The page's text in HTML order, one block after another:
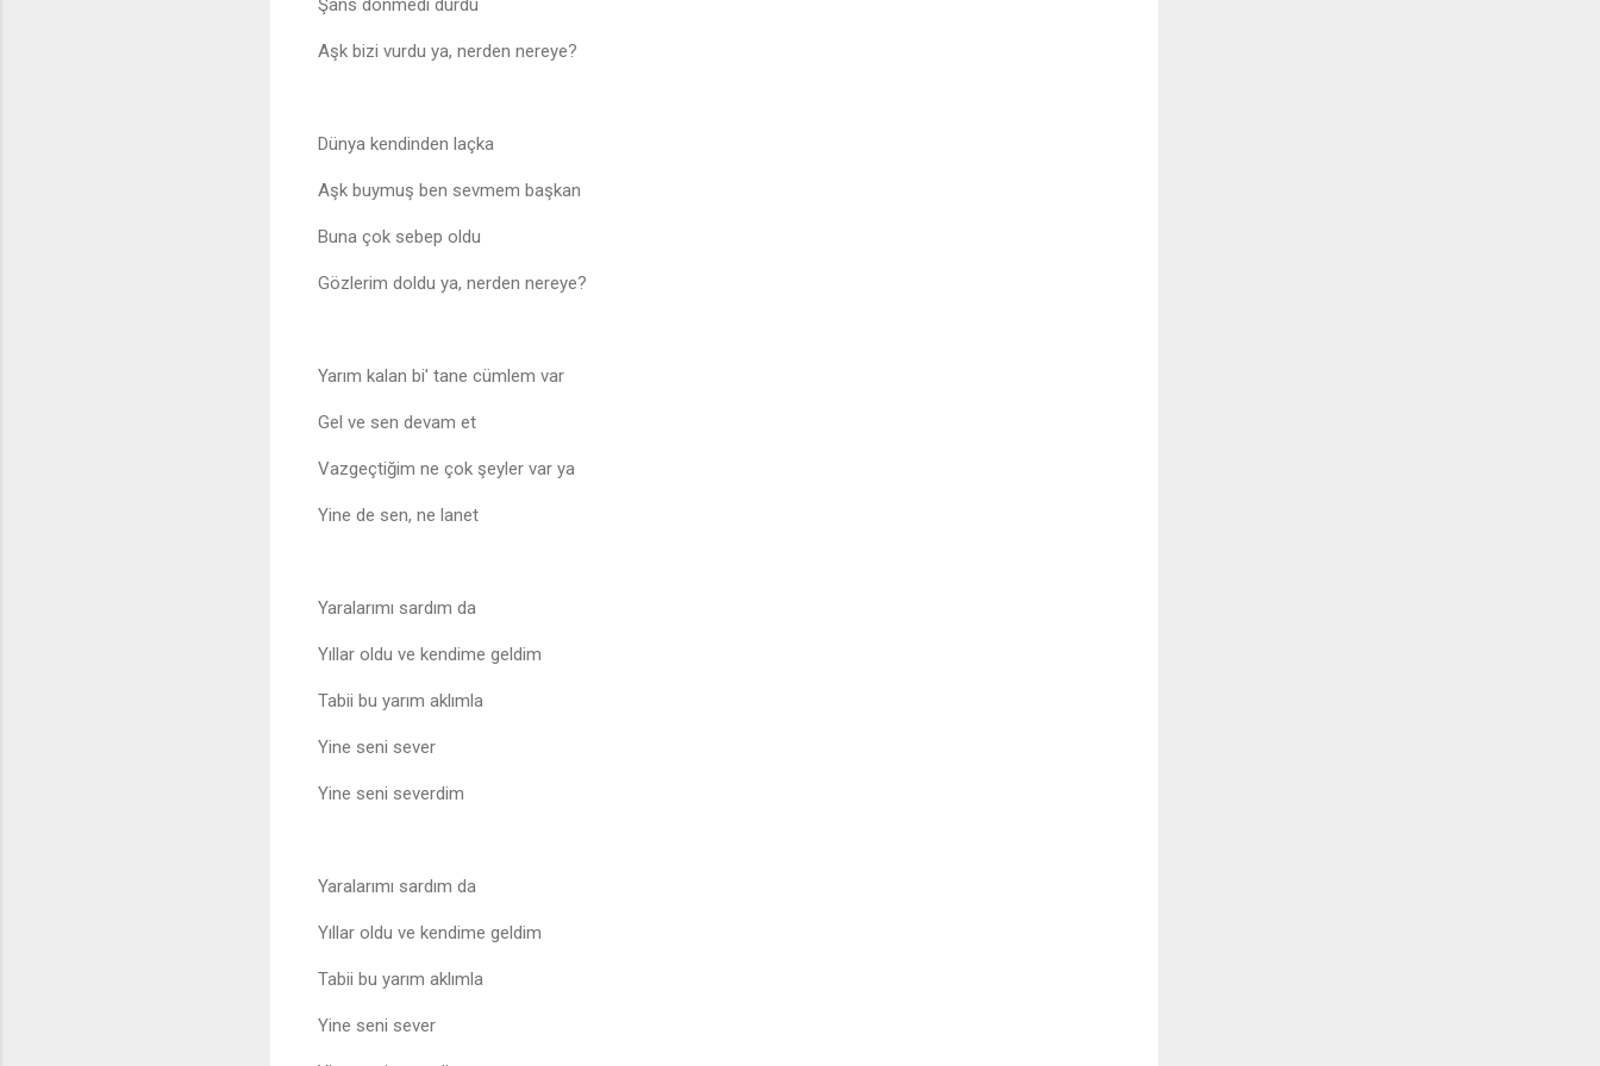
Şans dönmedi durdu
Aşk bizi vurdu ya, nerden nereye?
Dünya kendinden laçka
Aşk buymuş ben sevmem başkan
Buna çok sebep oldu
Gözlerim doldu ya, nerden nereye?
Yarım kalan bi' tane cümlem var
Gel ve sen devam et
Vazgeçtiğim ne çok şeyler var ya
Yine de sen, ne lanet
Yaralarımı sardım da
Yıllar oldu ve kendime geldim
Tabii bu yarım aklımla
Yine seni sever
Yine seni severdim
Yaralarımı sardım da
Yıllar oldu ve kendime geldim
Tabii bu yarım aklımla
Yine seni sever